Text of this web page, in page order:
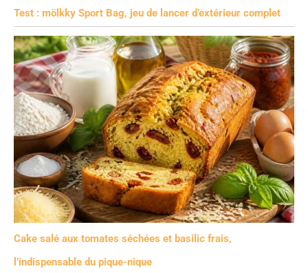
Test : mölkky Sport Bag, jeu de lancer d’extérieur complet
Cake salé aux tomates séchées et basilic frais,
l’indispensable du pique-nique